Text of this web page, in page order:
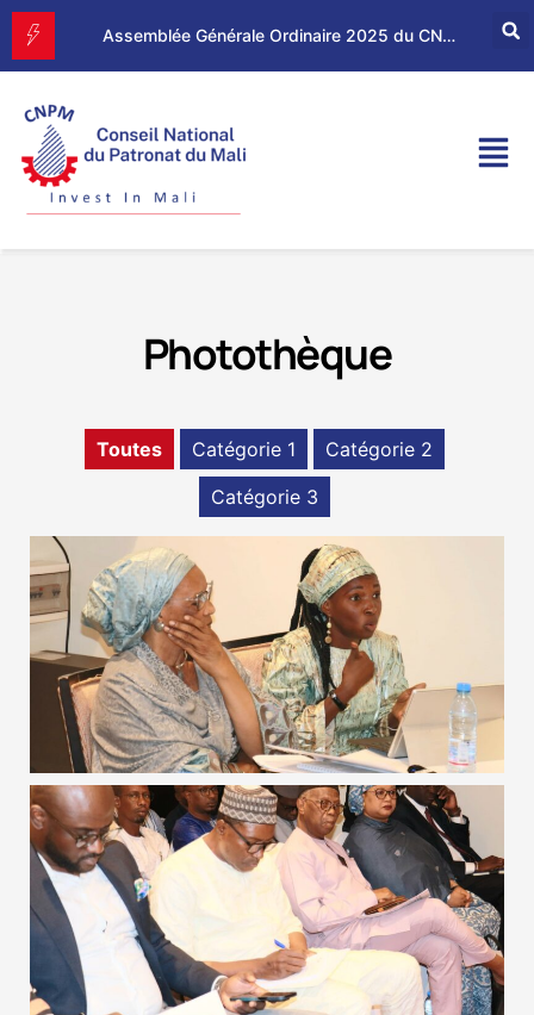
Le CNPM à la 114ème Conférence Internationale du Travail (CIT)
Photothèque
Toutes Catégorie 1
Catégorie 2
Catégorie 3